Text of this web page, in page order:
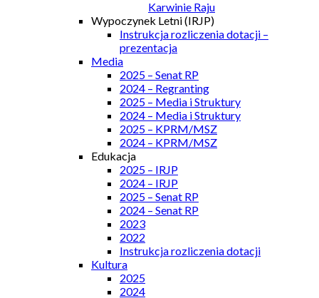
Karwinie Raju
Wypoczynek Letni (IRJP)
Instrukcja rozliczenia dotacji –
prezentacja
Media
2025 – Senat RP
2024 – Regranting
2025 – Media i Struktury
2024 – Media i Struktury
2025 – KPRM/MSZ
2024 – KPRM/MSZ
Edukacja
2025 – IRJP
2024 – IRJP
2025 – Senat RP
2024 – Senat RP
2023
2022
Instrukcja rozliczenia dotacji
Kultura
2025
2024